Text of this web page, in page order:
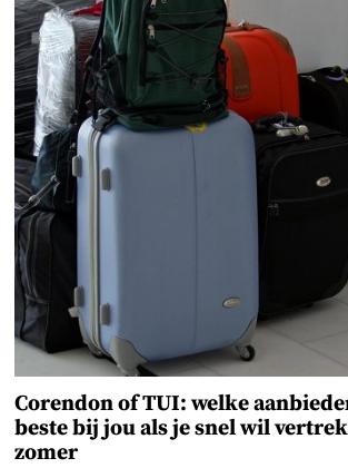
Corendon of TUI: welke
beste bij jou als je snel wil
zomer